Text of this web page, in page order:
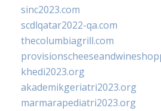
sinc2023.com
scdlqatar2022-qa.com
thecolumbiagrill.com
khedi2023.org
akademikgeriatri2023.org
marmarapediatri2023.org